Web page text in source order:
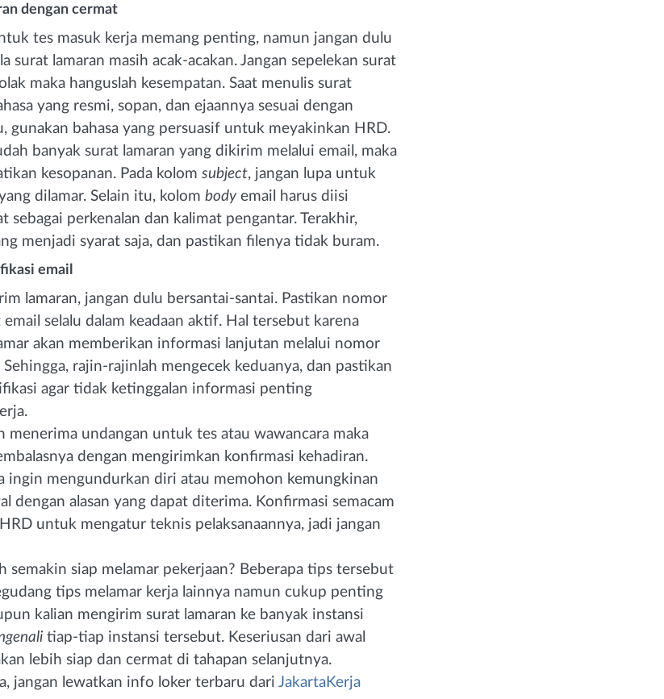
dengan cermat
tes masuk kerja memang penting, namun jangan dulu
surat lamaran masih acak-acakan. Jangan sepelekan surat
maka hanguslah kesempatan. Saat menulis surat
yang resmi, sopan, dan ejaannya sesuai dengan
gunakan bahasa yang persuasif untuk meyakinkan HRD.
banyak surat lamaran yang dikirim melalui email, maka
kesopanan. Pada kolom subject, jangan lupa untuk
dilamar. Selain itu, kolom bodyemail harus diisi
sebagai perkenalan dan kalimat pengantar. Terakhir,
menjadi syarat saja, dan pastikan filenya tidak buram.
email
lamaran, jangan dulu bersantai-santai. Pastikan nomor
selalu dalam keadaan aktif. Hal tersebut karena
akan memberikan informasi lanjutan melalui nomor
rajin-rajinlah mengecek keduanya, dan pastikan
agar tidak ketinggalan informasi penting
menerima undangan untuk tes atau wawancara maka
dengan mengirimkan konfirmasi kehadiran.
ingin mengundurkan diri atau memohon kemungkinan
dengan alasan yang dapat diterima. Konfirmasi semacam
untuk mengatur teknis pelaksanaannya, jadi jangan
semakin siap melamar pekerjaan? Beberapa tips tersebut
tips melamar kerja lainnya namun cukup penting
kalian mengirim surat lamaran ke banyak instansi
tiap-tiap instansi tersebut. Keseriusan dari awal
lebih siap dan cermat di tahapan selanjutnya.
jangan lewatkan info loker terbaru dari JakartaKerja